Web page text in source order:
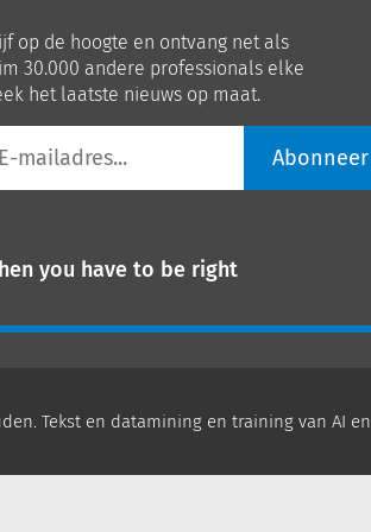
Youtube
op de hoogte en ontvang net als
30.000 andere professionals elke
het laatste nieuws op maat.
Abonneer
you have to be right
Tekst en datamining en training van AI en